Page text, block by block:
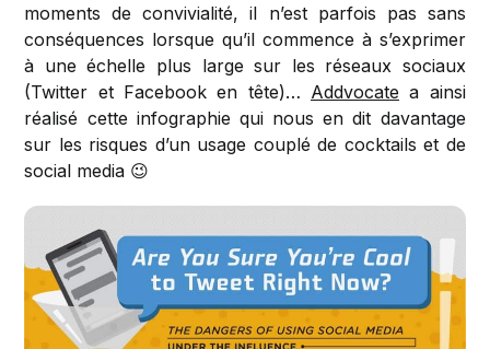
moments de convivialité, il n’est parfois pas sans
conséquences lorsque qu’il commence à s’exprimer
à une échelle plus large sur les réseaux sociaux
(Twitter et Facebook en tête)… Addvocate a ainsi
réalisé cette infographie qui nous en dit davantage
sur les risques d’un usage couplé de cocktails et de
social media 😉